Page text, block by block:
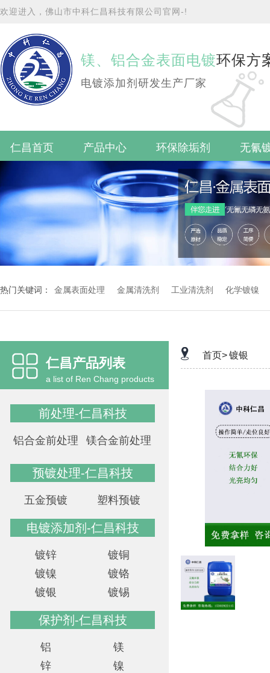
欢迎进入，佛山市中科仁昌科技有限公司官网-!
镁、铝合金表面电镀环保方
电镀添加剂研发生产厂家
仁昌首页 产品中心 环保除垢剂 无氰
联系仁昌
热门关键词： 金属表面处理 金属清洗剂 工业清洗剂 化学镀镍
仁昌产品列表
a list of Ren Chang products
前处理-仁昌科技
铝合金前处理 镁合金前处理
预镀处理-仁昌科技
五金预镀 塑料预镀
电镀添加剂-仁昌科技
镀锌
镀铜
镀镍
镀铬
镀银
镀锡
保护剂-仁昌科技
铝
镁
锌
镍
首页>镀银